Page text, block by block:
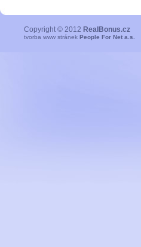
Copyright © 2012 RealBonus.cz
tvorba www stránek People For Net a.s.